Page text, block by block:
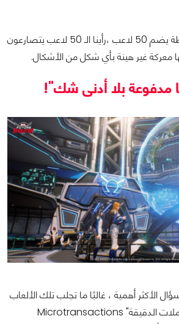
هو وضع بمنتهى البساطة يضم 50 لاعب ،رأينا الـ 50 لاعب يتصارعون
معركة غير هينة بأي شكل من الأشكال.
مدفوعة بلا أدنى شك"!
الأكثر أهمية ، غالبًا ما تجلب تلك الألعاب
معها مخاوف من "المعاملات الدقيقة" Microtransactions